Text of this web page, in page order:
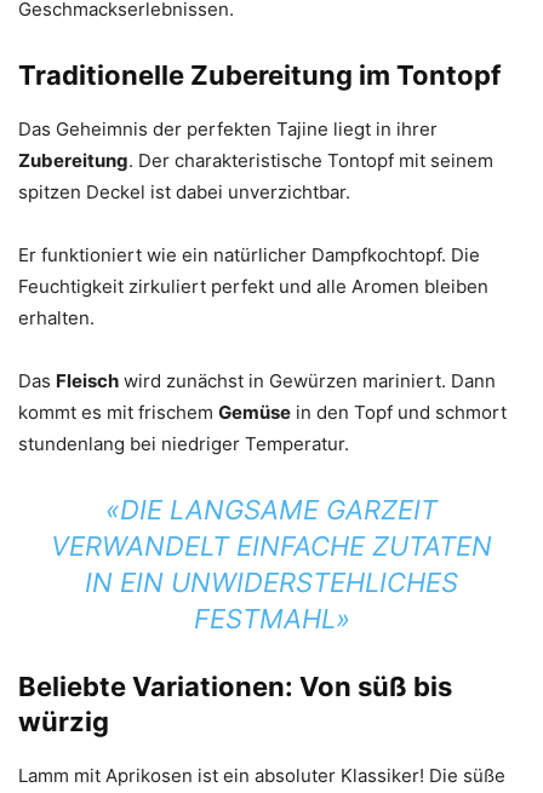
Geschmackserlebnissen.
Traditionelle Zubereitung im Tontopf
Das Geheimnis der perfekten Tajine liegt in ihrer
Zubereitung. Der charakteristische Tontopf mit seinem
spitzen Deckel ist dabei unverzichtbar.
Er funktioniert wie ein natürlicher Dampfkochtopf. Die
Feuchtigkeit zirkuliert perfekt und alle Aromen bleiben
erhalten.
Das Fleisch wird zunächst in Gewürzen mariniert. Dann
kommt es mit frischem Gemüse in den Topf und schmort
stundenlang bei niedriger Temperatur.
«DIE LANGSAME GARZEIT
VERWANDELT EINFACHE ZUTATEN
IN EIN UNWIDERSTEHLICHES
FESTMAHL»
Beliebte Variationen: Von süß bis
würzig
Lamm mit Aprikosen ist ein absoluter Klassiker! Die süße